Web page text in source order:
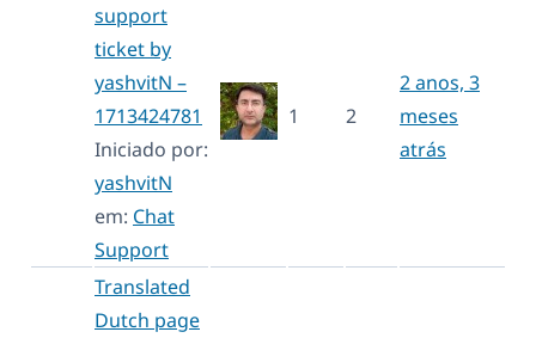
support
ticket by
yashvitN –
1713424781
Iniciado por:
yashvitN
em: Chat
Support
1 2
2 anos, 3
meses
atrás
Translated
Dutch page